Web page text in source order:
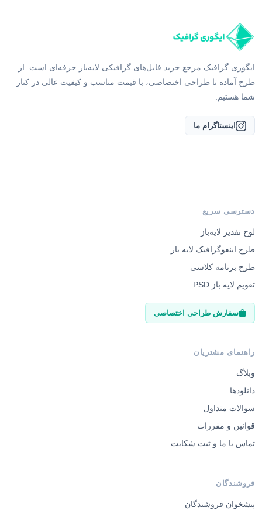
ایگوری گرافیک مرجع خرید فایل‌های گرافیکی لایه‌باز حرفه‌ای است. از
طرح آماده تا طراحی اختصاصی، با قیمت مناسب و کیفیت عالی در کنار
شما هستیم.
اینستاگرام ما
دسترسی سریع
لوح تقدیر لایه‌باز
طرح اینفوگرافیک لایه باز
طرح برنامه کلاسی
تقویم لایه باز PSD
سفارش طراحی اختصاصی
راهنمای مشتریان
وبلاگ
دانلودها
سوالات متداول
قوانین و مقررات
تماس با ما و ثبت شکایت
فروشندگان
پیشخوان فروشندگان